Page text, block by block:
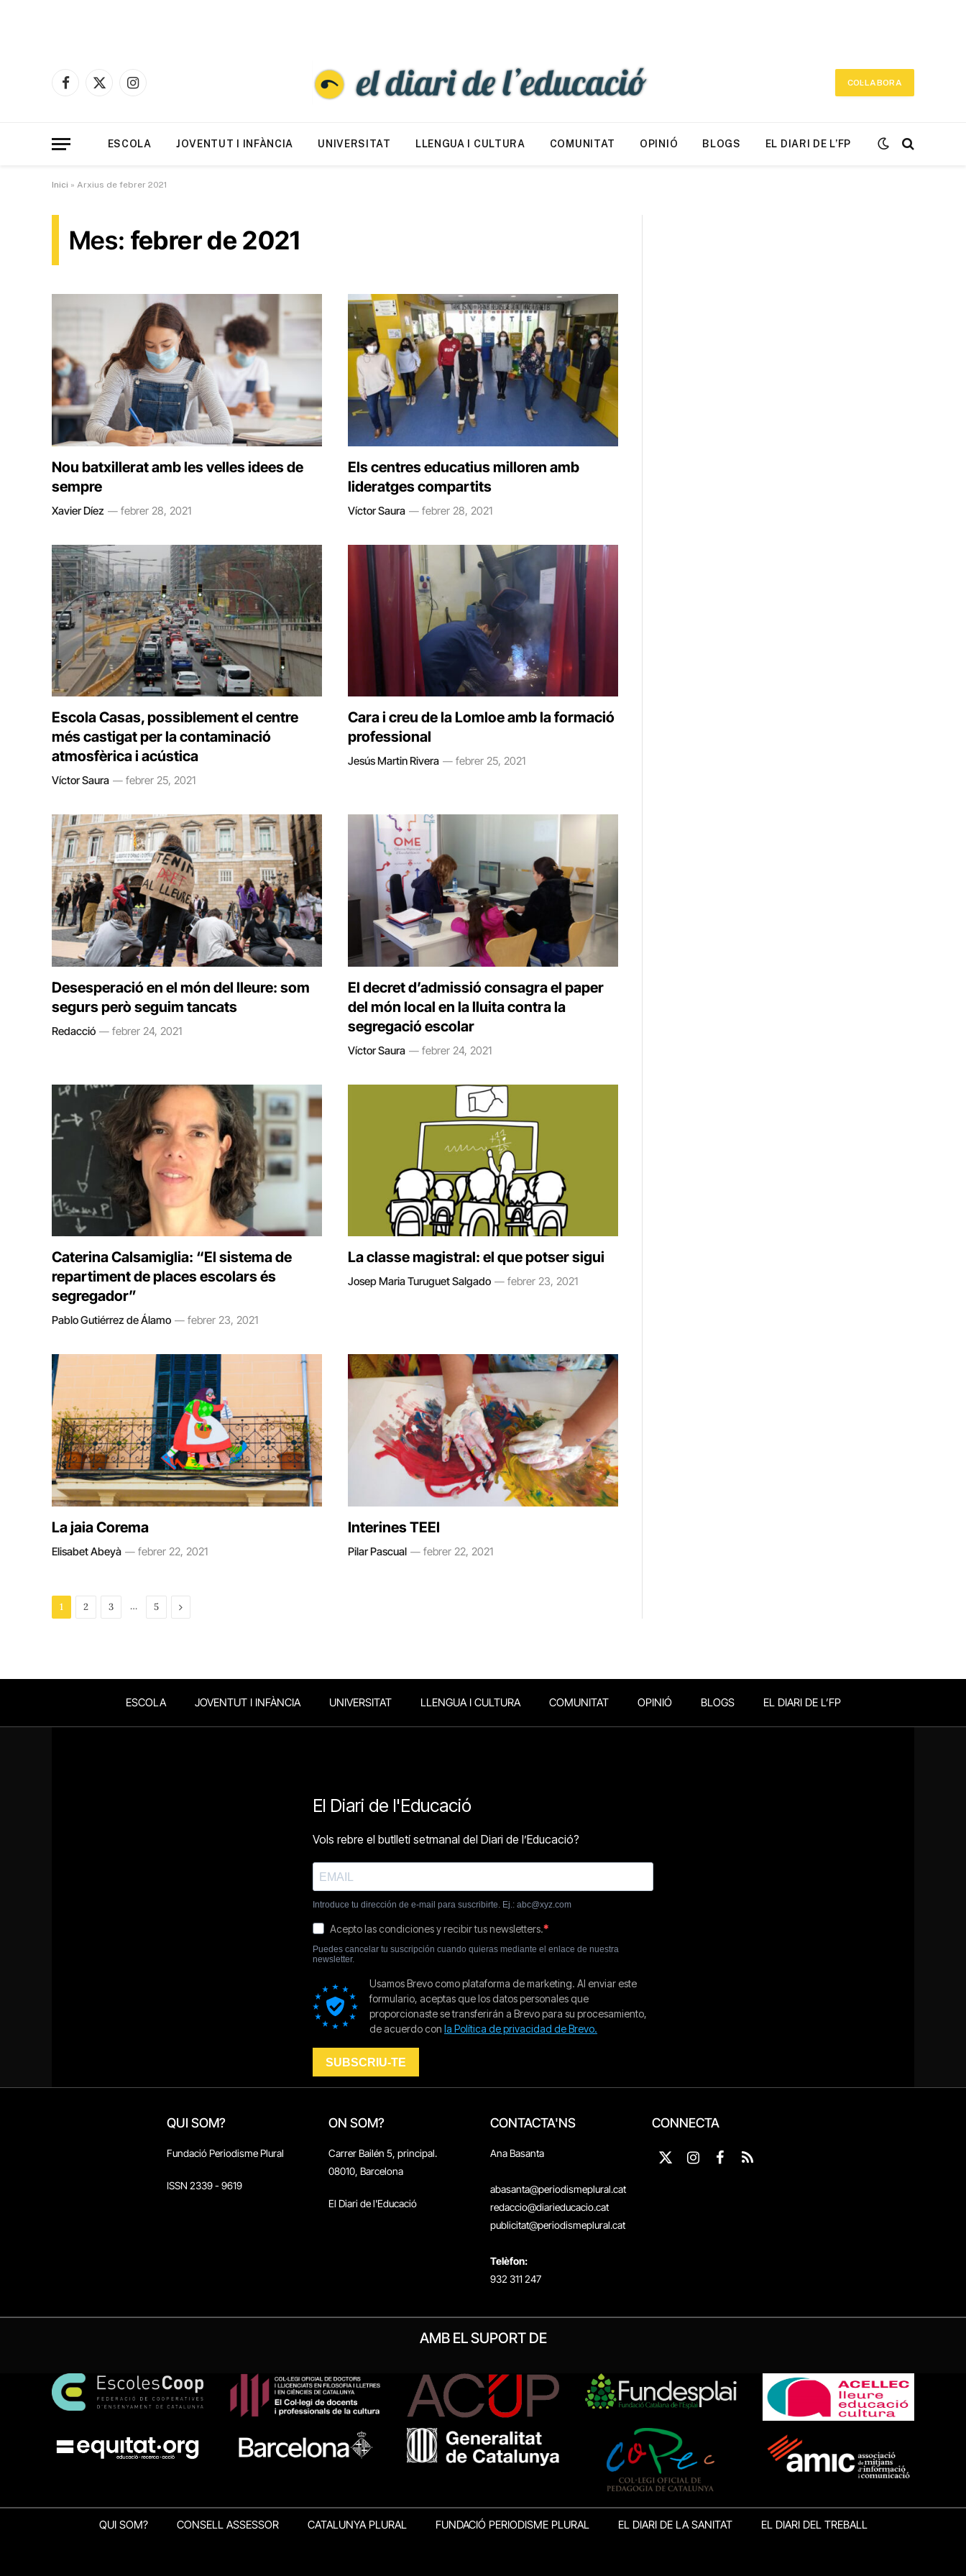
Facebook
X
Instagram
COL·LABORA
ESCOLA JOVENTUT I INFÀNCIA UNIVERSITAT LLENGUA I CULTURA COMUNITAT OPINIÓ BLOGS EL DIARI DE L’FP
Inici » Arxius de febrer 2021
Mes: febrer de 2021
Nou batxillerat amb les velles idees de
sempre
Xavier Díez febrer 28, 2021
Els centres educatius milloren amb
lideratges compartits
Víctor Saura febrer 28, 2021
Escola Casas, possiblement el centre
més castigat per la contaminació
atmosfèrica i acústica
Víctor Saura febrer 25, 2021
Cara i creu de la Lomloe amb la formació
professional
Jesús Martin Rivera febrer 25, 2021
Desesperació en el món del lleure: som
segurs però seguim tancats
Redacció febrer 24, 2021
El decret d’admissió consagra el paper
del món local en la lluita contra la
segregació escolar
Víctor Saura febrer 24, 2021
Caterina Calsamiglia: “El sistema de
repartiment de places escolars és
segregador”
Pablo Gutiérrez de Álamo febrer 23, 2021
La classe magistral: el que potser sigui
Josep Maria Turuguet Salgado febrer 23, 2021
La jaia Corema
Elisabet Abeyà febrer 22, 2021
Interines TEEI
Pilar Pascual febrer 22, 2021
1 2 3 … 5 Next
ESCOLA JOVENTUT I INFÀNCIA UNIVERSITAT LLENGUA I CULTURA COMUNITAT OPINIÓ BLOGS EL DIARI DE L’FP
QUI SOM?
Fundació Periodisme Plural
ISSN 2339 - 9619
ON SOM?
Carrer Bailén 5, principal.
08010, Barcelona
El Diari de l'Educació
CONTACTA'NS
Ana Basanta
abasanta@periodismeplural.cat
redaccio@diarieducacio.cat
publicitat@periodismeplural.cat
Telèfon:
932 311 247
CONNECTA
X
Instagram
Facebook
RSS
AMB EL SUPORT DE
QUI SOM? CONSELL ASSESSOR CATALUNYA PLURAL FUNDACIÓ PERIODISME PLURAL EL DIARI DE LA SANITAT EL DIARI DEL TREBALL